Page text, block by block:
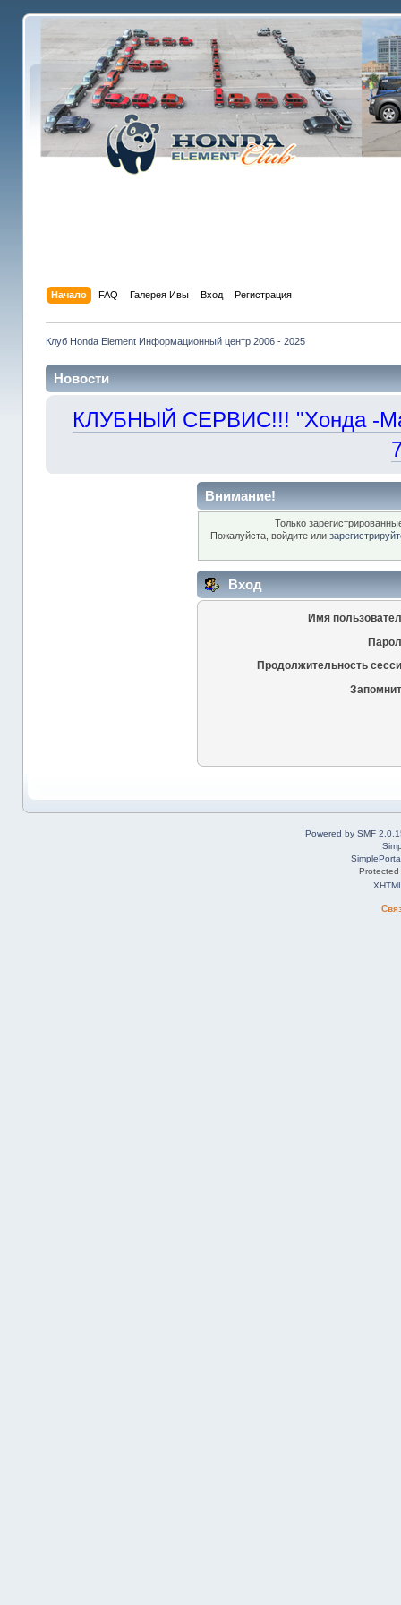
Начало FAQ Галерея Ивы Вход Регистрация
Клуб Honda Element Информационный центр 2006 - 2025
Новости
КЛУБНЫЙ СЕРВИС!!! "Хонда -
Внимание!
Только
Пожалуйста, войдите или
Вход
Имя
Продолжительность
Powered by SMF